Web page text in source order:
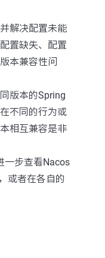
解决配置未能
置缺失、配置
本兼容性问
版本的Spring
不同的行为或
相互兼容是非
一步查看Nacos
或者在各自的